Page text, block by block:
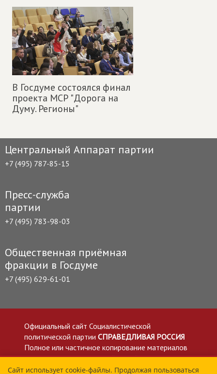
В Госдуме состоялся финал
проекта МСР "Дорога на
Думу. Регионы"
Центральный Аппарат партии
+7 (495) 787-85-15
Пресс-служба
партии
+7 (495) 783-98-03
Общественная приёмная
фракции в Госдуме
+7 (495) 629-61-01
Официальный сайт Социалистической
политической партии СПРАВЕДЛИВАЯ РОССИЯ
Полное или частичное копирование материалов
приветствуется со ссылкой на сайт spravedlivo.ru
Политика в отношении обработки персональных
Сайт использует cookie-файлы. Продолжая пользоваться